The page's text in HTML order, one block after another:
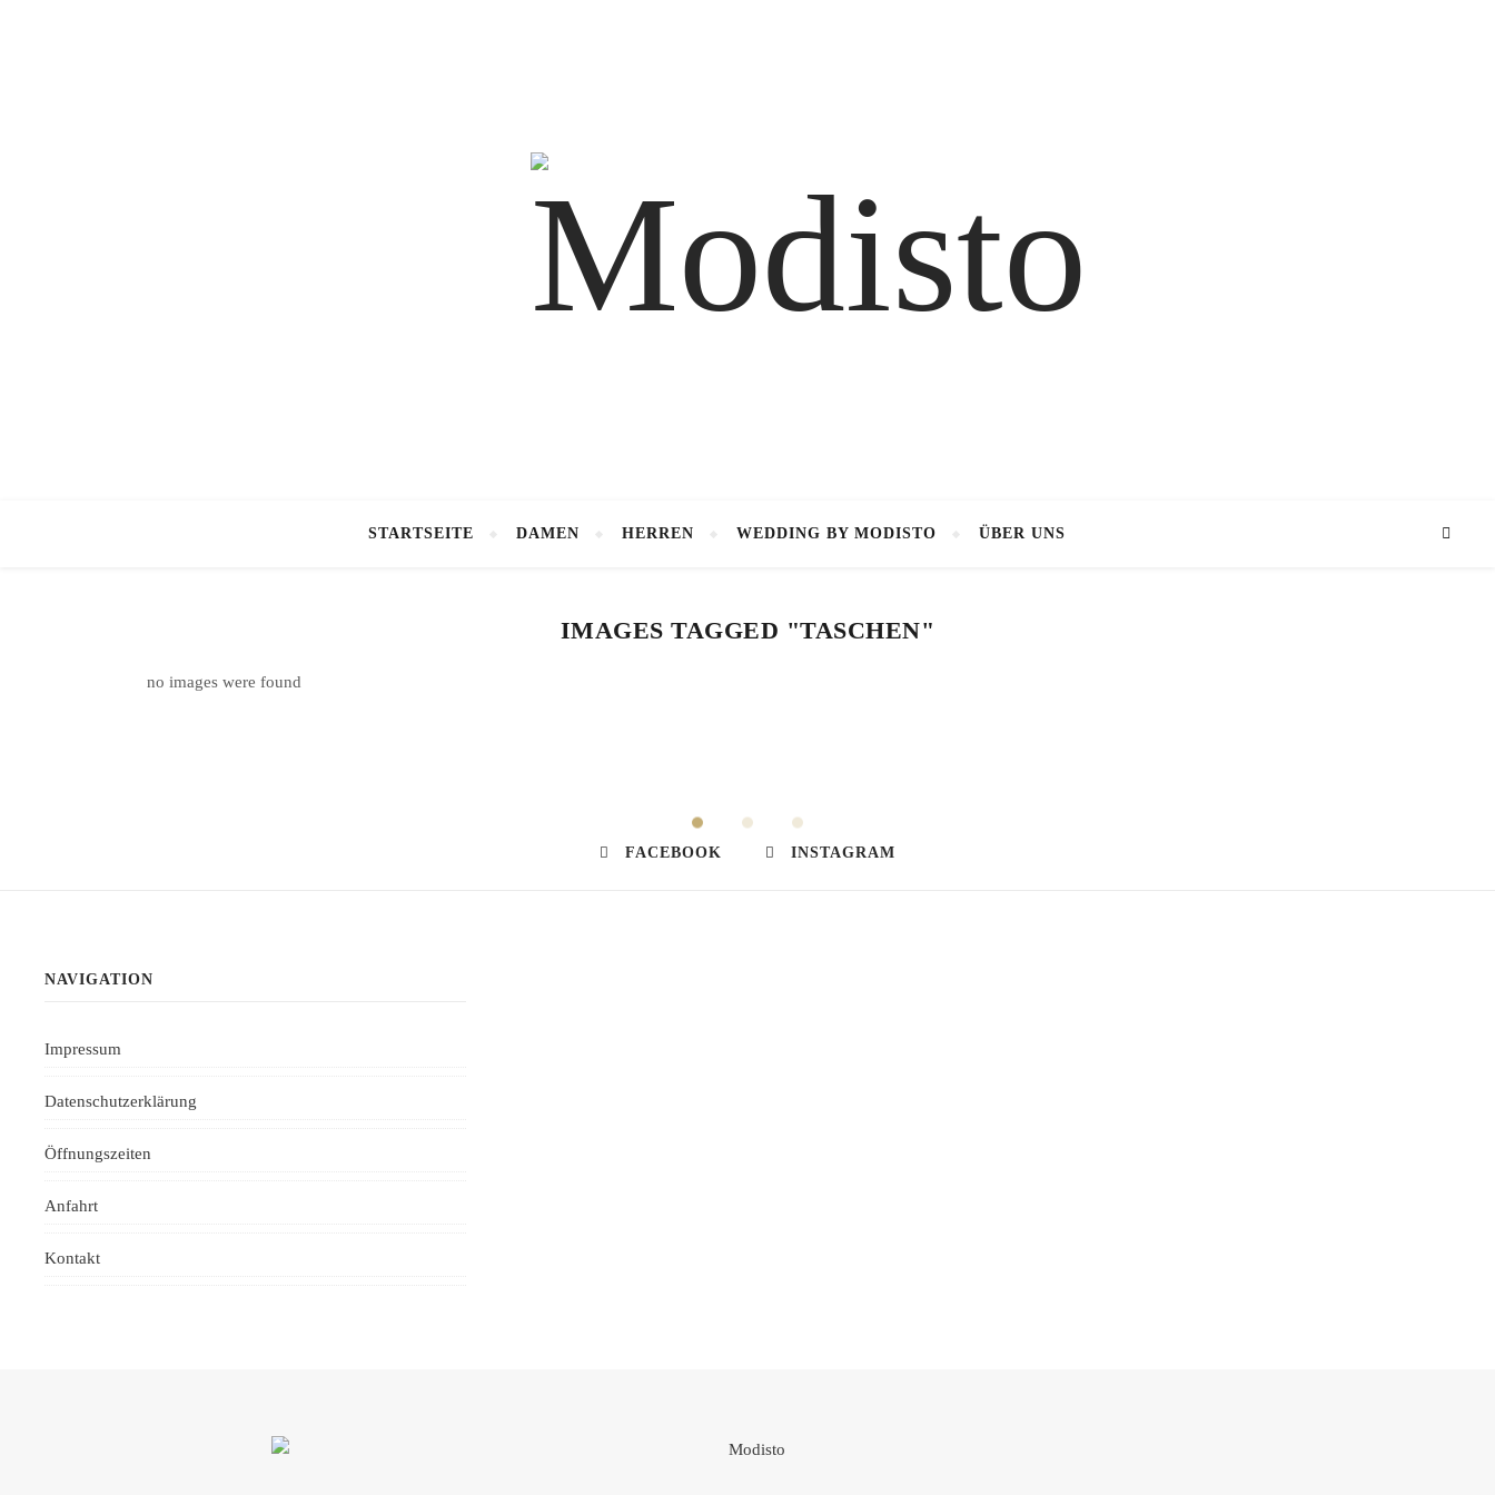
STARTSEITE DAMEN HERREN WEDDING BY MODISTO ÜBER UNS
IMAGES TAGGED "TASCHEN"
no images were found
FACEBOOK INSTAGRAM
NAVIGATION
Impressum
Datenschutzerklärung
Öffnungszeiten
Anfahrt
Kontakt